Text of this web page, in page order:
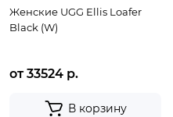
Женские UGG Ellis Loafer
Black (W)
от 33524 р.
В корзину